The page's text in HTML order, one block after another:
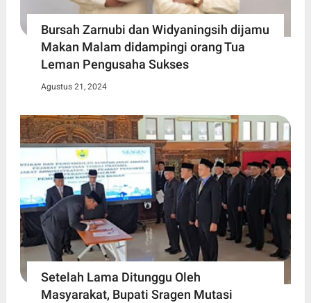
Bursah Zarnubi dan Widyaningsih dijamu
Makan Malam didampingi orang Tua
Leman Pengusaha Sukses
Agustus 21, 2024
Setelah Lama Ditunggu Oleh
Masyarakat, Bupati Sragen Mutasi